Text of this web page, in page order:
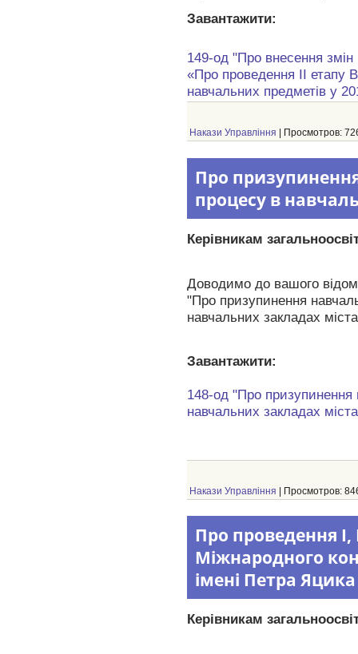
Завантажити:
149-од "Про внесення змін
«Про проведення ІІ етапу
навчальних предметів у
Накази Управління | Просмотров:
Про
процесу в
Керівникам
Доводимо до вашого
"Про призупинення
навчальних закладах
Завантажити:
148-од "Про призупинення
навчальних закладах
Накази Управління | Просмотров:
Про проведення І,
Міжнародного
імені Петра Яцика
Керівникам